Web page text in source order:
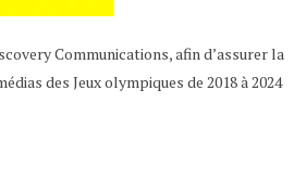
Communications, afin d’assurer la
des Jeux olympiques de 2018 à 2024